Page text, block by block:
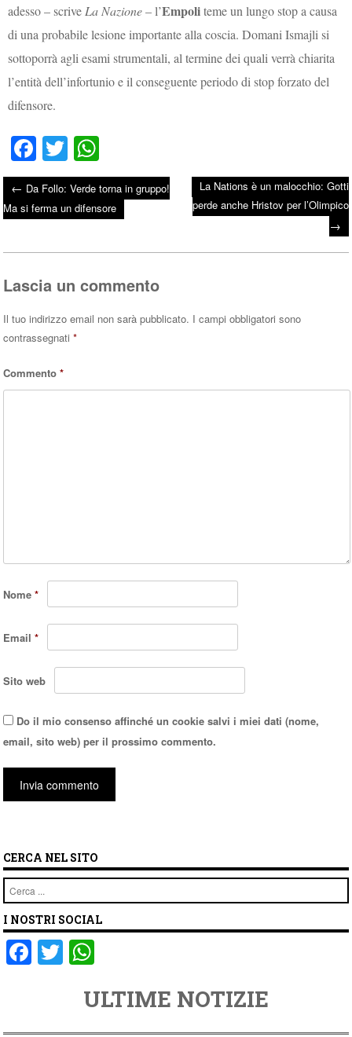
adesso – scrive La Nazione– l’Empoliteme un lungo stop a causa
di una probabile lesione importante alla coscia. Domani Ismajli si
sottoporrà agli esami strumentali, al termine dei quali verrà chiarita
l’entità dell’infortunio e il conseguente periodo di stop forzato del
difensore.
Fa
ce
bo
ok
T
wi
tte
r
ha
ts
A
pp
Post navigation
← Da Follo: Verde torna in gruppo!
Ma si ferma un difensore
La Nations è un malocchio: Gotti
perde anche Hristov per l’Olimpico
→
Lascia un commento
Il tuo indirizzo email non sarà pubblicato. I campi obbligatori sono
contrassegnati*
Commento*
Nome*
Email*
Sito web
Do il mio consenso affinché un cookie salvi i miei dati (nome,
email, sito web) per il prossimo commento.
CERCA NEL SITO
Cerca
I NOSTRI SOCIAL
F
e
T
er
at
s
ULTIME NOTIZIE